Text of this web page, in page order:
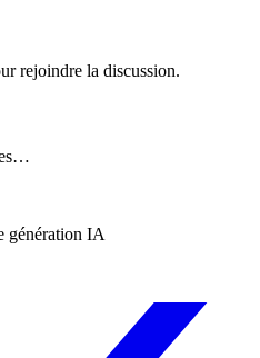
rejoindre la discussion.
génération IA